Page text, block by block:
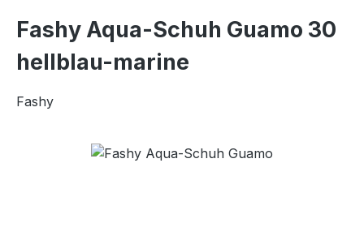
Fashy Aqua-Schuh Guamo 30
hellblau-marine
Fashy
Bildergalerie überspringen